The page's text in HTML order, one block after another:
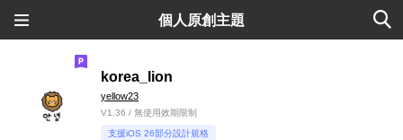
個人原創主題
korea_lion
yellow23
V1.36 / 無使用效期限制
支援iOS 26部分設計規格